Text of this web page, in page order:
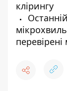
клірингу